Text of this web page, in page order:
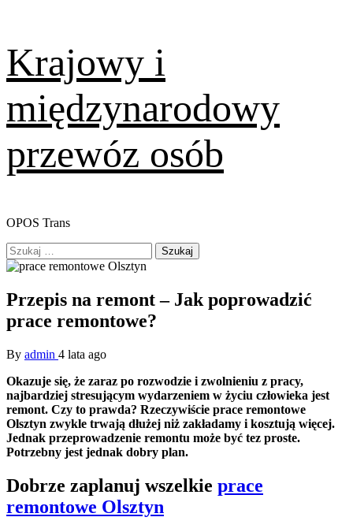
content
Krajowy i
międzynarodowy
przewóz osób
OPOS Trans
Primary
Menu
Szukaj:
Przepis na remont – Jak poprowadzić
prace remontowe?
By admin 4 lata ago
Okazuje się, że zaraz po rozwodzie i zwolnieniu z pracy,
najbardziej stresującym wydarzeniem w życiu człowieka jest
remont. Czy to prawda? Rzeczywiście prace remontowe
Olsztyn zwykle trwają dłużej niż zakładamy i kosztują więcej.
Jednak przeprowadzenie remontu może być tez proste.
Potrzebny jest jednak dobry plan.
Dobrze zaplanuj wszelkie prace
remontowe Olsztyn